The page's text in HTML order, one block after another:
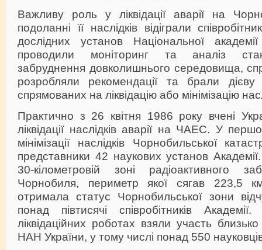
Важливу роль у ліквідації аварії на
подоланні її наслідків відіграли
дослідних установ Національної
проводили моніторинг та аналіз
забруднення довколишнього середовища,
розробляли рекомендації та брали
спрямованих на ліквідацію або мінімізацію
Практично з 26 квітня 1986 року вчені
ліквідації наслідків аварії на ЧАЕС. У
мінімізації наслідків Чорнобильської
представники 42 наукових установ
30-кілометровій зоні радіоактивного
Чорнобиля, периметр якої сягав 223,5
отримала статус Чорнобильської зони
понад півтисячі співробітників
ліквідаційних роботах взяли участь близько
НАН України, у тому числі понад 550